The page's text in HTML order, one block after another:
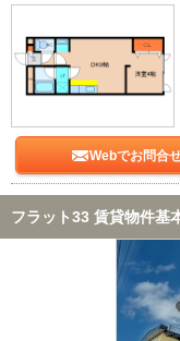
Webでお問合
フラット33 賃貸物件基